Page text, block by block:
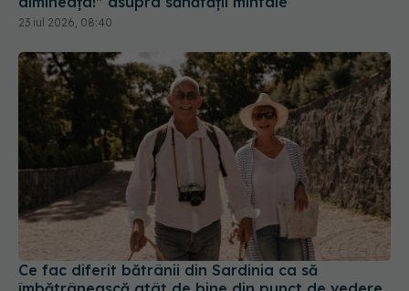
23 iul 2026, 08:40
Ce fac diferit bătrânii din Sardinia ca să